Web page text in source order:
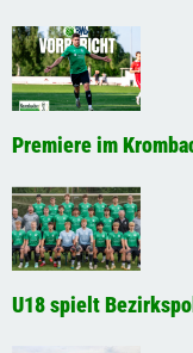
Premiere im
U18 spielt